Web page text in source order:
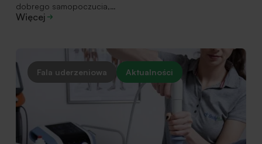
dobrego samopoczucia,…
Więcej
Fala uderzeniowa Aktualności